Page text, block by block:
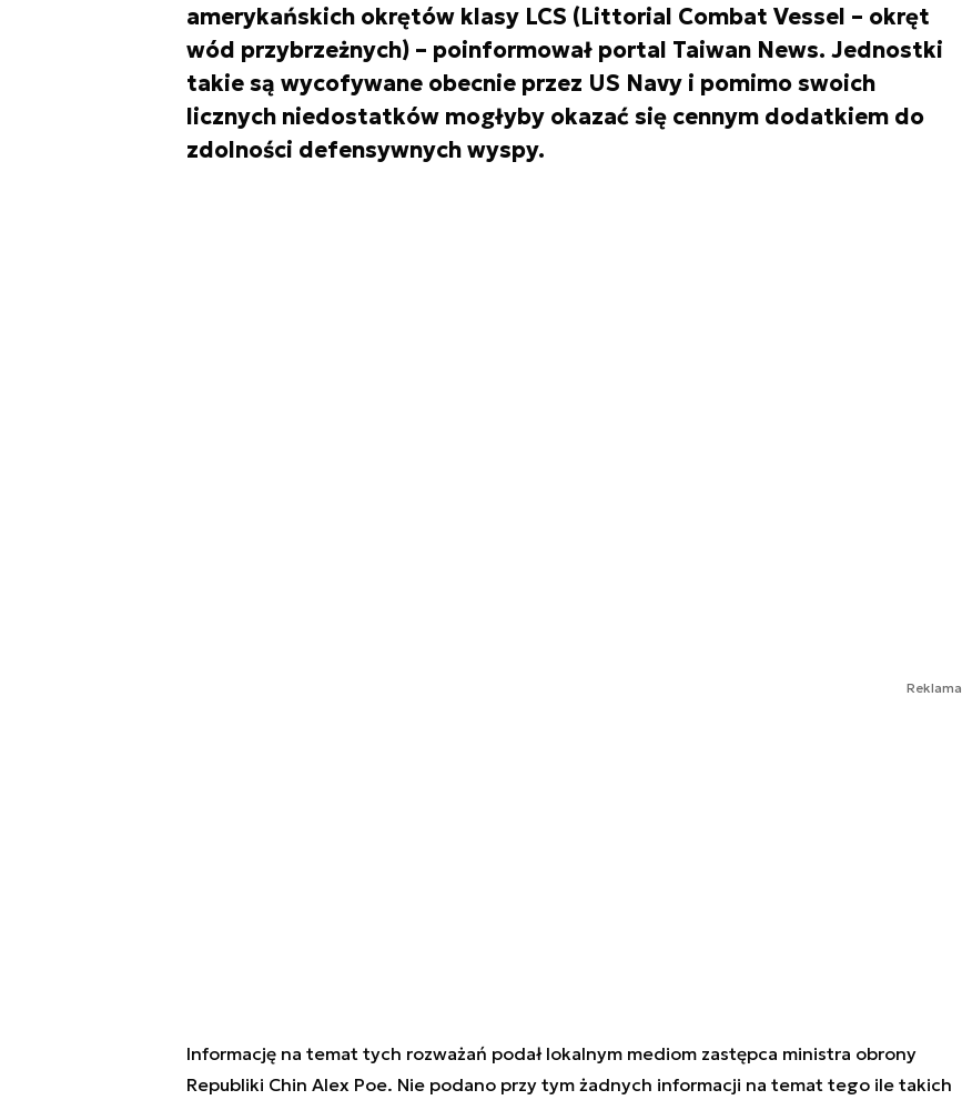
amerykańskich okrętów klasy LCS (Littorial Combat Vessel – okręt
wód przybrzeżnych) – poinformował portal Taiwan News. Jednostki
takie są wycofywane obecnie przez US Navy i pomimo swoich
licznych niedostatków mogłyby okazać się cennym dodatkiem do
zdolności defensywnych wyspy.
Reklama
Informację na temat tych rozważań podał lokalnym mediom zastępca ministra obrony
Republiki Chin Alex Poe. Nie podano przy tym żadnych informacji na temat tego ile takich